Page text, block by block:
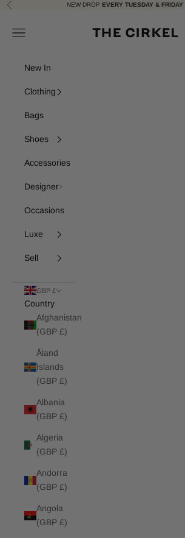
Skip to content
Previous NEW DROP EVERY TUESDAY & FRIDAY
Navigation menu
New In
Clothing
Bags
Shoes
Accessories
Designer
Occasions
Luxe
Sell
GBP £
Country
Afghanistan
(GBP £)
Åland
Islands
(GBP £)
Albania
(GBP £)
Algeria
(GBP £)
Andorra
(GBP £)
Angola
(GBP £)